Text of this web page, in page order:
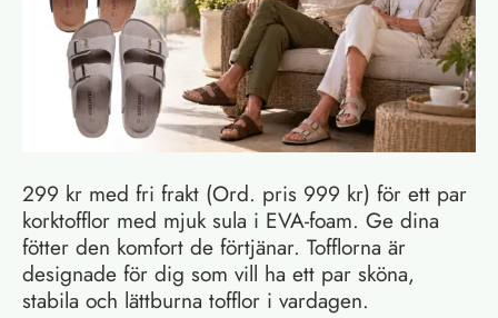
299 kr med fri frakt (Ord. pris 999 kr) för ett par
korktofflor med mjuk sula i EVA-foam. Ge dina
fötter den komfort de förtjänar. Tofflorna är
designade för dig som vill ha ett par sköna,
stabila och lättburna tofflor i vardagen.